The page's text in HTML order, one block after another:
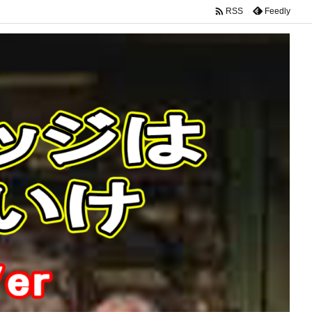
 RSS Feedly